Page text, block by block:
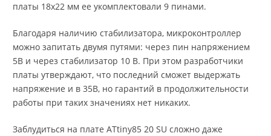
платы 18х22 мм ее укомплектовали 9 пинами.
Благодаря наличию стабилизатора, микроконтроллер
можно запитать двумя путями: через пин напряжением
5В и через стабилизатор 10 В. При этом разработчики
платы утверждают, что последний сможет выдержать
напряжение и в 35В, но гарантий в продолжительности
работы при таких значениях нет никаких.
Заблудиться на плате ATtiny85 20 SU сложно даже